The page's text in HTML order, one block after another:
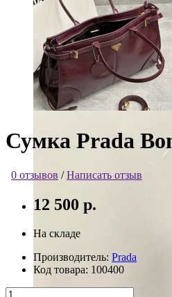
Сумка Prada
0 отзывов /Написать отзыв
12 500 р.
На складе
Производитель: Prada
Код товара: 100400